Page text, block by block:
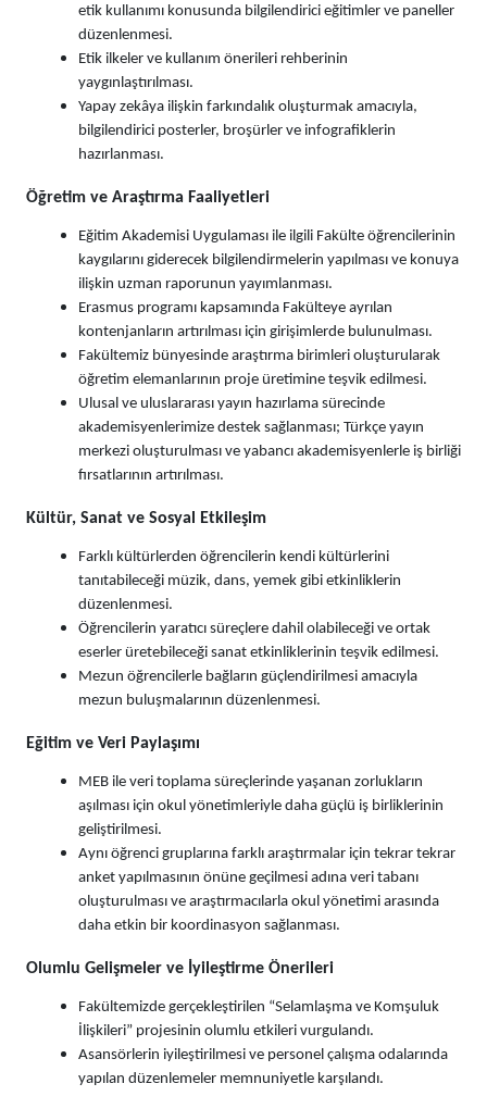
etik kullanımı konusunda bilgilendirici eğitimler ve paneller
düzenlenmesi.
Etik ilkeler ve kullanım önerileri rehberinin
yaygınlaştırılması.
Yapay zekâya ilişkin farkındalık oluşturmak amacıyla,
bilgilendirici posterler, broşürler ve infografiklerin
hazırlanması.
Öğretim ve Araştırma Faaliyetleri
Eğitim Akademisi Uygulaması ile ilgili Fakülte öğrencilerinin
kaygılarını giderecek bilgilendirmelerin yapılması ve konuya
ilişkin uzman raporunun yayımlanması.
Erasmus programı kapsamında Fakülteye ayrılan
kontenjanların artırılması için girişimlerde bulunulması.
Fakültemiz bünyesinde araştırma birimleri oluşturularak
öğretim elemanlarının proje üretimine teşvik edilmesi.
Ulusal ve uluslararası yayın hazırlama sürecinde
akademisyenlerimize destek sağlanması; Türkçe yayın
merkezi oluşturulması ve yabancı akademisyenlerle iş birliği
fırsatlarının artırılması.
Kültür, Sanat ve Sosyal Etkileşim
Farklı kültürlerden öğrencilerin kendi kültürlerini
tanıtabileceği müzik, dans, yemek gibi etkinliklerin
düzenlenmesi.
Öğrencilerin yaratıcı süreçlere dahil olabileceği ve ortak
eserler üretebileceği sanat etkinliklerinin teşvik edilmesi.
Mezun öğrencilerle bağların güçlendirilmesi amacıyla
mezun buluşmalarının düzenlenmesi.
Eğitim ve Veri Paylaşımı
MEB ile veri toplama süreçlerinde yaşanan zorlukların
aşılması için okul yönetimleriyle daha güçlü iş birliklerinin
geliştirilmesi.
Aynı öğrenci gruplarına farklı araştırmalar için tekrar tekrar
anket yapılmasının önüne geçilmesi adına veri tabanı
oluşturulması ve araştırmacılarla okul yönetimi arasında
daha etkin bir koordinasyon sağlanması.
Olumlu Gelişmeler ve İyileştirme Önerileri
Fakültemizde gerçekleştirilen “Selamlaşma ve Komşuluk
İlişkileri” projesinin olumlu etkileri vurgulandı.
Asansörlerin iyileştirilmesi ve personel çalışma odalarında
yapılan düzenlemeler memnuniyetle karşılandı.